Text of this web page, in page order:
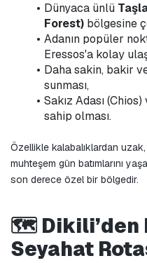
Dünyaca ünlü
Forest) bölgesine
Adanın popüler
Eressos'a kolay
Daha sakin, bakir
sunması,
Sakız Adası
sahip olması.
Özellikle kalabalıklardan
muhteşem gün batımlarını
son derece özel bir bölgedir.
🗺️ Dikili’den
Seyahat